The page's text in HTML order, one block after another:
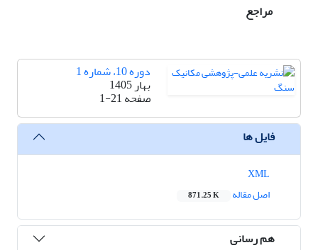
مراجع
دوره 10، شماره 1
بهار 1405
صفحه1-21
فایل ها
اصل مقاله
871.25 K
هم رسانی